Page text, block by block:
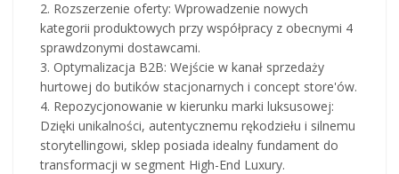
2. Rozszerzenie oferty: Wprowadzenie nowych
kategorii produktowych przy współpracy z obecnymi 4
sprawdzonymi dostawcami.
3. Optymalizacja B2B: Wejście w kanał sprzedaży
hurtowej do butików stacjonarnych i concept store'ów.
4. Repozycjonowanie w kierunku marki luksusowej:
Dzięki unikalności, autentycznemu rękodziełu i silnemu
storytellingowi, sklep posiada idealny fundament do
transformacji w segment High-End Luxury.